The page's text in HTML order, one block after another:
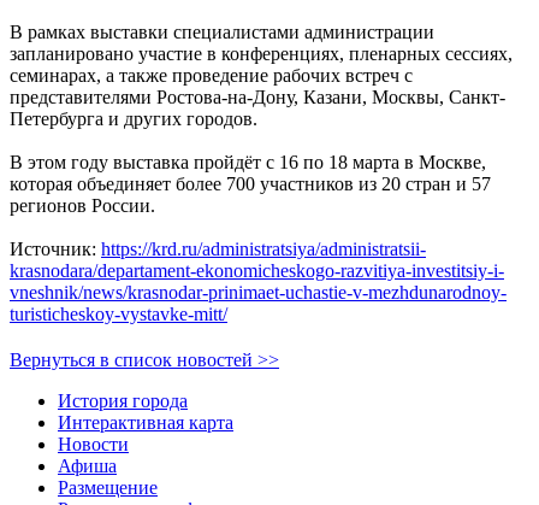
В рамках выставки специалистами администрации
запланировано участие в конференциях, пленарных сессиях,
семинарах, а также проведение рабочих встреч с
представителями Ростова-на-Дону, Казани, Москвы, Санкт-
Петербурга и других городов.
В этом году выставка пройдёт с 16 по 18 марта в Москве,
которая объединяет более 700 участников из 20 стран и 57
регионов России.
Источник: https://krd.ru/administratsiya/administratsii-
krasnodara/departament-ekonomicheskogo-razvitiya-investitsiy-i-
vneshnik/news/krasnodar-prinimaet-uchastie-v-mezhdunarodnoy-
turisticheskoy-vystavke-mitt/
Вернуться в список новостей >>
История города
Интерактивная карта
Новости
Афиша
Размещение